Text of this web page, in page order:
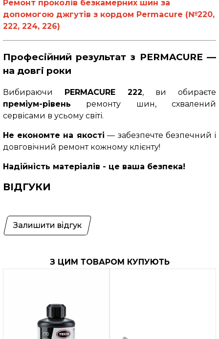
Ремонт проколів безкамерних шин за
допомогою джгутів з кордом Permacure (№220,
222, 224, 226)
Професійний результат з PERMACURE —
на довгі роки
Вибираючи PERMACURE 222, ви обираєте
преміум-рівень ремонту шин, схвалений
сервісами в усьому світі.
Не економте на якості — забезпечте безпечний і
довговічний ремонт кожному клієнту!
Надійність матеріалів - це ваша безпека!
ВІДГУКИ
Залишити відгук
З ЦИМ ТОВАРОМ КУПУЮТЬ